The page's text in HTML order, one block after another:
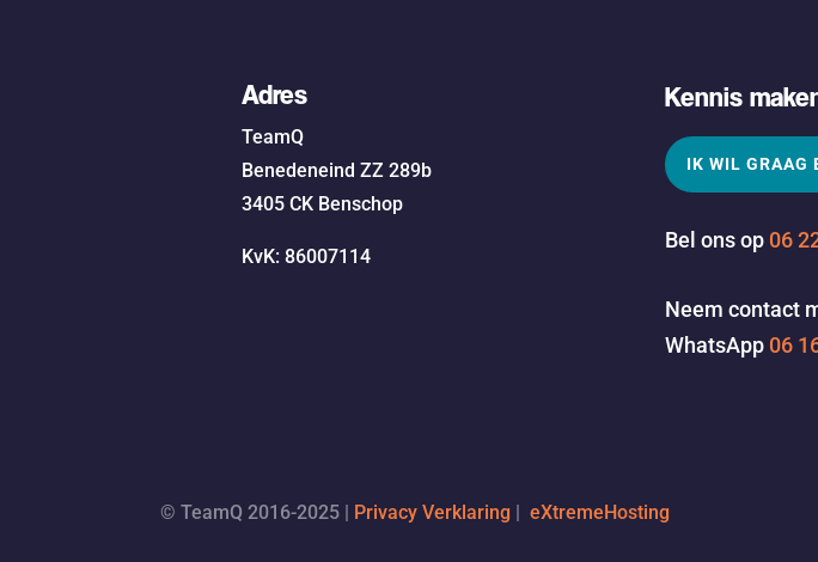
Adres
TeamQ
Benedeneind ZZ 289b
3405 CK Benschop
KvK: 86007114
Kennis
IK WIL GRAAG
Bel ons op 06
Neem contact
WhatsApp 06
© TeamQ 2016-2025 | Privacy Verklaring | eXtremeHosting